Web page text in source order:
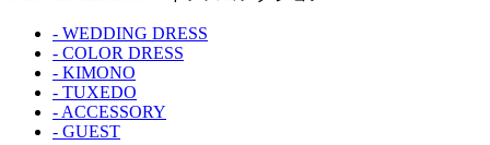
- WEDDING DRESS
- COLOR DRESS
- KIMONO
- TUXEDO
- ACCESSORY
- GUEST